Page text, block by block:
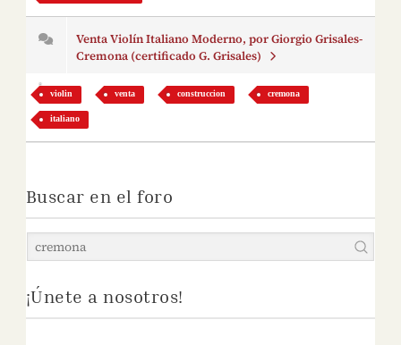
Venta Violín Italiano Moderno, por Giorgio Grisales-
Cremona (certificado G. Grisales)
violin venta construccion cremona
italiano
Buscar en el foro
¡Únete a nosotros!